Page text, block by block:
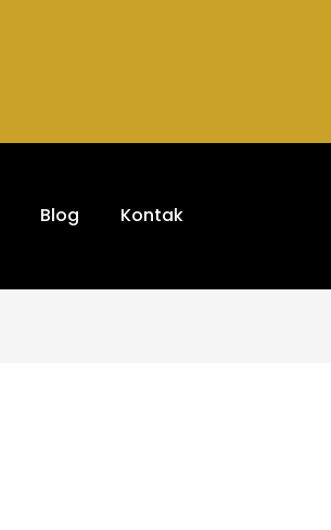
Blog Kontak